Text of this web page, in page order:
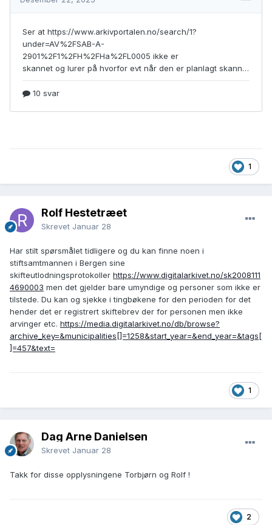
1
Rolf Hestetræet
Skrevet Januar 28
Har stilt spørsmålet tidligere og du kan finne noen i
stiftsamtmannen i Bergen sine
skifteutlodningsprotokoller https://www.digitalarkivet.no/sk2008111
4690003 men det gjelder bare umyndige og personer som ikke er
tilstede. Du kan og sjekke i tingbøkene for den perioden for det
hender det er registrert skiftebrev der for personen men ikke
arvinger etc. https://media.digitalarkivet.no/db/browse?
archive_key=&municipalities[]=1258&start_year=&end_year=&tags[
]=457&text=
1
Dag Arne Danielsen
Skrevet Januar 28
Takk for disse opplysningene Torbjørn og Rolf !
2